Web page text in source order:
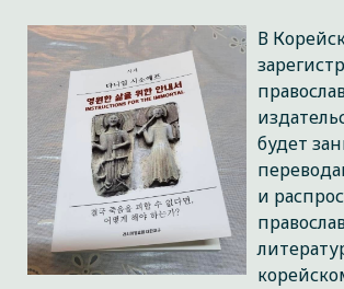
В
будет
и